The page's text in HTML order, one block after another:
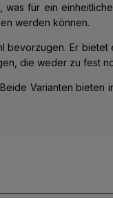
für ein
werden können.
Er
die weder zu fest
Varianten bieten